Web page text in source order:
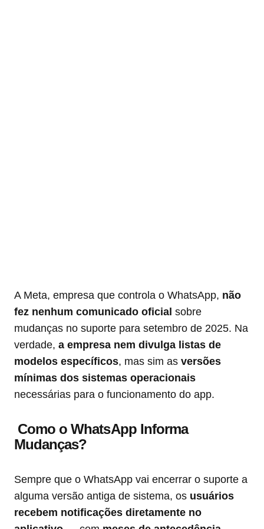
A Meta, empresa que controla o WhatsApp, não
fez nenhum comunicado oficial sobre
mudanças no suporte para setembro de 2025. Na
verdade, a empresa nem divulga listas de
modelos específicos, mas sim as versões
mínimas dos sistemas operacionais
necessárias para o funcionamento do app.
Como o WhatsApp Informa
Mudanças?
Sempre que o WhatsApp vai encerrar o suporte a
alguma versão antiga de sistema, os usuários
recebem notificações diretamente no